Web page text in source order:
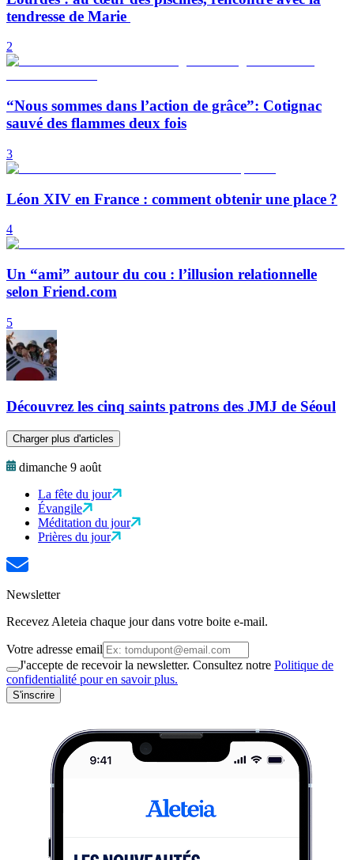
tendresse de Marie
2
“Nous sommes dans l’action de grâce”: Cotignac
sauvé des flammes deux fois
3
Léon XIV en France : comment obtenir une place ?
4
Un “ami” autour du cou : l’illusion relationnelle
selon Friend.com
5
Découvrez les cinq saints patrons des JMJ de Séoul
Charger plus d'articles
dimanche 9 août
La fête du jour
Évangile
Méditation du jour
Prières du jour
Newsletter
Recevez Aleteia chaque jour dans votre boite e-mail.
Votre adresse email
J'accepte de recevoir la newsletter. Consultez notre Politique de
confidentialité pour en savoir plus.
S'inscrire